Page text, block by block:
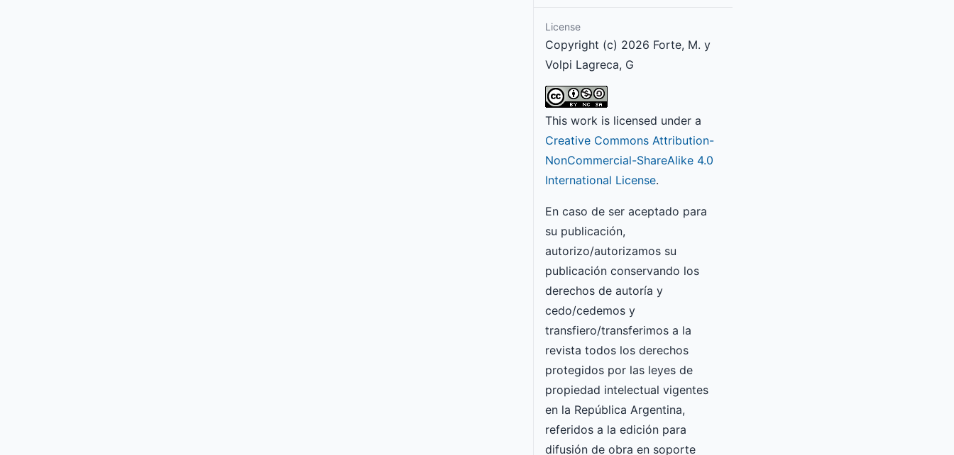
License
Copyright (c) 2026 Forte, M. y
Volpi Lagreca, G
This work is licensed under a
Creative Commons Attribution-
NonCommercial-ShareAlike 4.0
International License.
En caso de ser aceptado para
su publicación,
autorizo/autorizamos su
publicación conservando los
derechos de autoría y
cedo/cedemos y
transfiero/transferimos a la
revista todos los derechos
protegidos por las leyes de
propiedad intelectual vigentes
en la República Argentina,
referidos a la edición para
difusión de obra en soporte